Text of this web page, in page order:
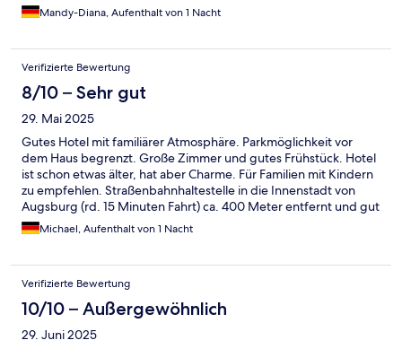
Mandy-Diana, Aufenthalt von 1 Nacht
Verifizierte Bewertung
8/10 – Sehr gut
29. Mai 2025
Gutes Hotel mit familiärer Atmosphäre. Parkmöglichkeit vor
dem Haus begrenzt. Große Zimmer und gutes Frühstück. Hotel
ist schon etwas älter, hat aber Charme. Für Familien mit Kindern
zu empfehlen. Straßenbahnhaltestelle in die Innenstadt von
Augsburg (rd. 15 Minuten Fahrt) ca. 400 Meter entfernt und gut
zu Fuß erreichbar. Hilfsbereites Personal.
Michael, Aufenthalt von 1 Nacht
Verifizierte Bewertung
10/10 – Außergewöhnlich
29. Juni 2025